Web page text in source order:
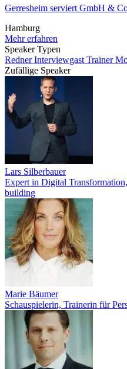
Gerresheim serviert GmbH &
Hamburg
Mehr erfahren
Speaker Typen
RednerInterviewgast Trainer
Zufällige Speaker
Lars Silberbauer
Expert in Digital
building
Marie Bäumer
Schauspielerin, Trainerin für